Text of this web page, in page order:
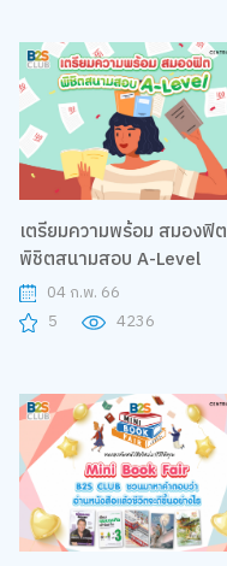
เตรียมความพร้อม สมองฟิต
พิชิตสนามสอบ A-Level
04 ก.พ. 66
5
4236